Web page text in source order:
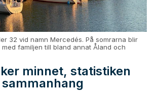
32 vid namn Mercedés. På somrarna blir
familjen till bland annat Åland och
minnet, statistiken